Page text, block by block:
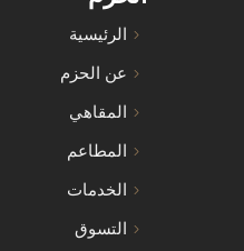
الرئيسية
عن الحزم
المقاهي
المطاعم
الخدمات
التسوق